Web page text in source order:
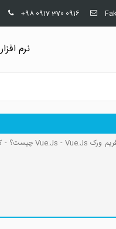
+98 0917 370 0916
نرم افزار